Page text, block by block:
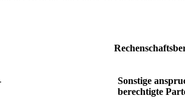
Sonstige
berechtigte